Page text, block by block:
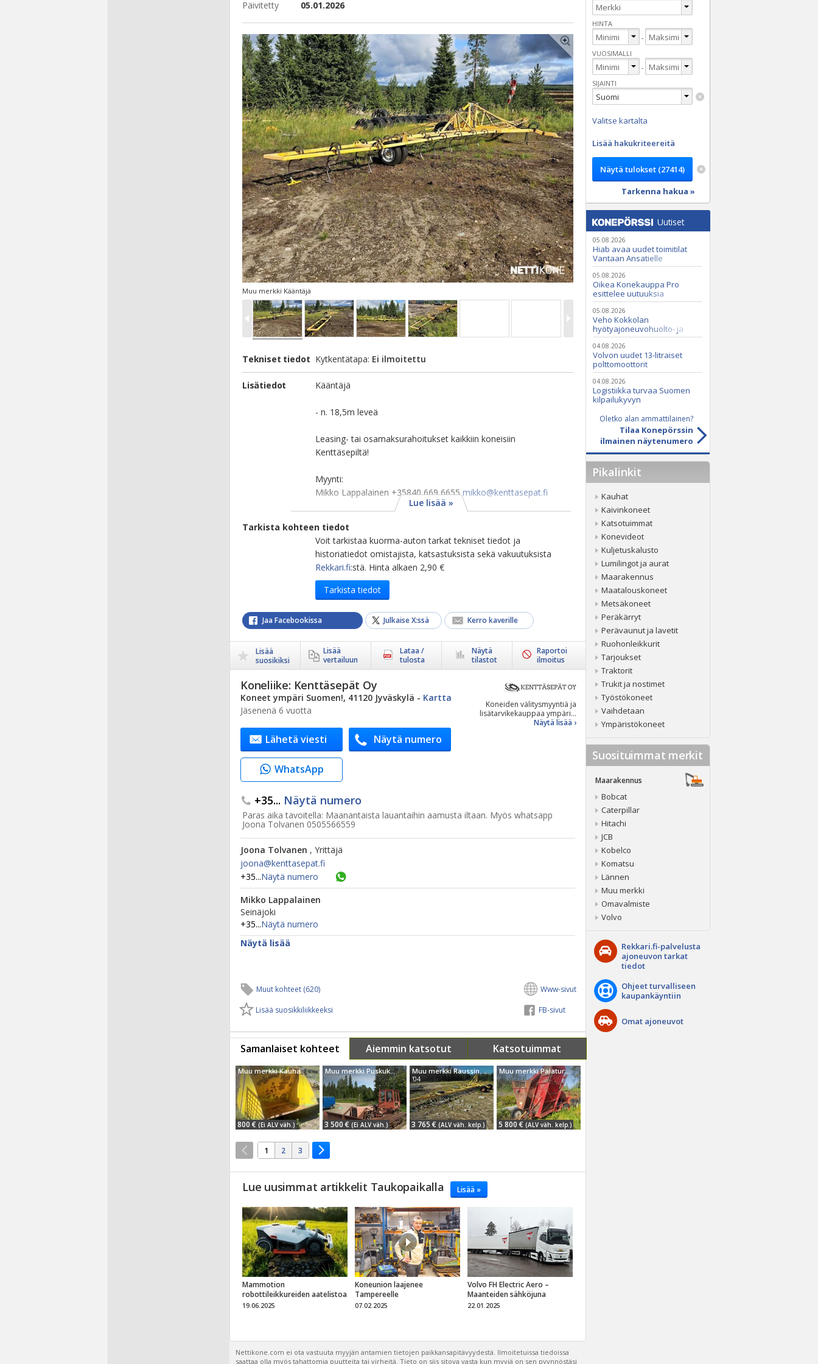
Päivitetty
05.01.2026
Muu merkki Kääntäjä
Tekniset tiedot Kytkentätapa: Ei ilmoitettu
Lisätiedot Kääntäjä
- n. 18,5m leveä
Leasing- tai osamaksurahoitukset kaikkiin koneisiin
Kenttäsepiltä!
Myynti:
Mikko Lappalainen +35840 669 6655mikko@kenttasepat.fi
Lue lisää »
Tarkista kohteen tiedot
Voit tarkistaa kuorma-auton tarkat tekniset tiedot ja
historiatiedot omistajista, katsastuksista sekä vakuutuksista
Rekkari.fi:stä. Hinta alkaen 2,90 €
Tarkista tiedot
Jaa Facebookissa Julkaise X:ssä Kerro kaverille
Lisää
suosikiksi
Lisää
vertailuun
Lataa /
tulosta
Näytä
tilastot
Raportoi
ilmoitus
Koneiden välitysmyyntiä ja
lisätarvikekauppaa ympäri...
Näytä lisää ›
Koneliike: Kenttäsepät Oy
Koneet ympäri Suomen!, 41120 Jyväskylä - Kartta
Jäsenenä 6 vuotta
Lähetä viesti Näytä numero
WhatsApp
+35... Näytä numero
Paras aika tavoitella: Maanantaista lauantaihin aamusta iltaan. Myös whatsapp
Joona Tolvanen 0505566559
Joona Tolvanen , Yrittäjä
joona@​kenttasepat.fi
+35...Näytä numero
Mikko Lappalainen
Seinäjoki
+35...Näytä numero
Näytä lisää
Muut kohteet (620)
Lisää suosikkiliikkeeksi
Www-sivut
FB-sivut
Samanlaiset kohteet Aiemmin katsotut Katsotuimmat
Muu merkki Kauha
800 € (Ei ALV väh.)
Muu merkki Puskukone
3 500 € (Ei ALV väh.)
Muu merkki Raussin metalli HNK-19 lusikkakääntäjä
'04
3 765 € (ALV väh. kelp.)
Muu merkki Palaturpeen nostokone
5 800 € (ALV väh. kelp.)
1 2 3
Lue uusimmat artikkelit Taukopaikalla Lisää »
Mammotion
robottileikkureiden aatelistoa
19.06.2025
Koneunion laajenee
Tampereelle
07.02.2025
Volvo FH Electric Aero –
Maanteiden sähköjuna
22.01.2025
Nettikone.com ei ota vastuuta myyjän antamien tietojen paikkansapitävyydestä. Ilmoitetuissa tiedoissa
saattaa olla myös tahattomia puutteita tai virheitä. Tieto on siis sitova vasta kun myyjä on sen pyynnöstäsi
HINTA
-
VUOSIMALLI
-
SIJAINTI
Valitse kartalta
Lisää hakukriteereitä
Tarkenna hakua »
Uutiset
05.08.2026
Hiab avaa uudet toimitilat
Vantaan Ansatielle
05.08.2026
Oikea Konekauppa Pro
esittelee uutuuksia
ammattikäyttöön
05.08.2026
Veho Kokkolan
hyötyajoneuvohuolto- ja
varaosatoiminnot Q2 Service
Oy:lle lokakuussa
04.08.2026
Volvon uudet 13-litraiset
polttomoottorit
04.08.2026
Logistiikka turvaa Suomen
kilpailukyvyn
Oletko alan ammattilainen?
Tilaa Konepörssin
ilmainen näytenumero
Pikalinkit
Kauhat
Kaivinkoneet
Katsotuimmat
Konevideot
Kuljetuskalusto
Lumilingot ja aurat
Maarakennus
Maatalouskoneet
Metsäkoneet
Peräkärryt
Perävaunut ja lavetit
Ruohonleikkurit
Tarjoukset
Traktorit
Trukit ja nostimet
Työstökoneet
Vaihdetaan
Ympäristökoneet
Suosituimmat merkit
Maarakennus
Bobcat
Caterpillar
Hitachi
JCB
Kobelco
Komatsu
Lännen
Muu merkki
Omavalmiste
Volvo
Rekkari.fi-palvelusta
ajoneuvon tarkat
tiedot
Ohjeet turvalliseen
kaupankäyntiin
Omat ajoneuvot